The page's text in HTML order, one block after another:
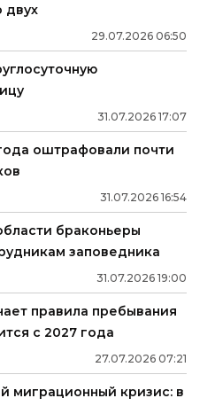
двух
29.07.2026 06:50
31.07.2026 17:07
оштрафовали почти
31.07.2026 16:54
браконьеры
заповедника
31.07.2026 19:00
правила пребывания
с 2027 года
27.07.2026 07:21
миграционный кризис: в